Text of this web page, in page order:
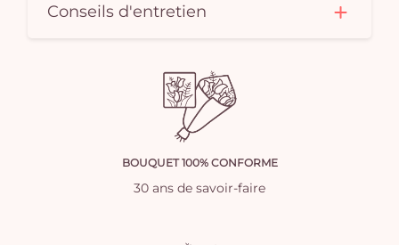
Conseils d'entretien
BOUQUET 100% CONFORME
30 ans de savoir-faire